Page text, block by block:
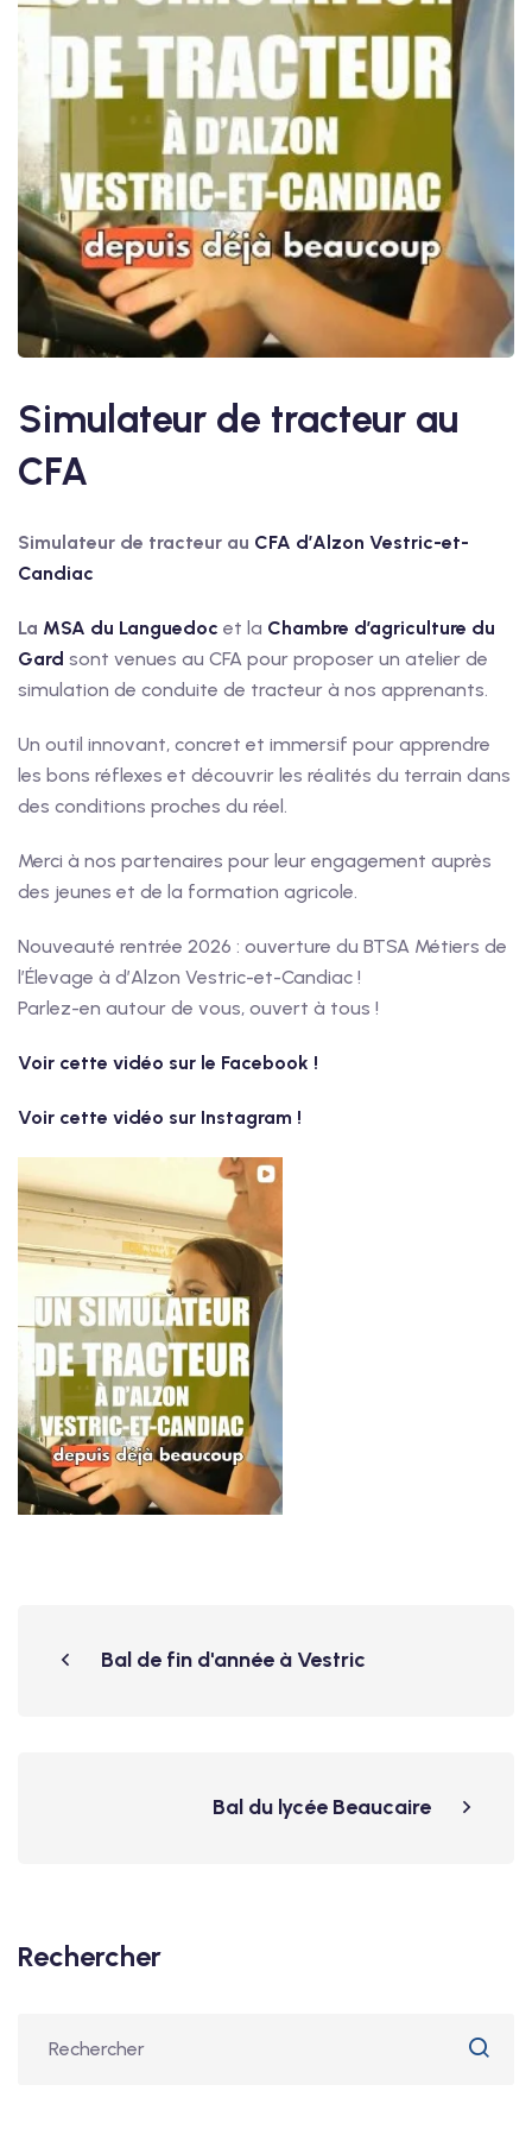
Simulateur de tracteur au
CFA
Simulateur de tracteur au CFA d’Alzon Vestric-et-
Candiac
La MSA du Languedoc et la Chambre d’agriculture du
Gard sont venues au CFA pour proposer un atelier de
simulation de conduite de tracteur à nos apprenants.
Un outil innovant, concret et immersif pour apprendre
les bons réflexes et découvrir les réalités du terrain dans
des conditions proches du réel.
Merci à nos partenaires pour leur engagement auprès
des jeunes et de la formation agricole.
Nouveauté rentrée 2026 : ouverture du BTSA Métiers de
l’Élevage à d’Alzon Vestric-et-Candiac !
Parlez-en autour de vous, ouvert à tous !
Voir cette vidéo sur le Facebook !
Voir cette vidéo sur Instagram !
Bal de fin d'année à Vestric
Bal du lycée Beaucaire
Rechercher